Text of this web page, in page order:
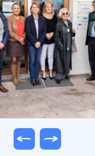
Image précédente
Image suivante